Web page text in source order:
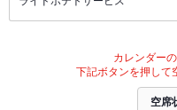
カレンダー
下記ボタンを押して
空席